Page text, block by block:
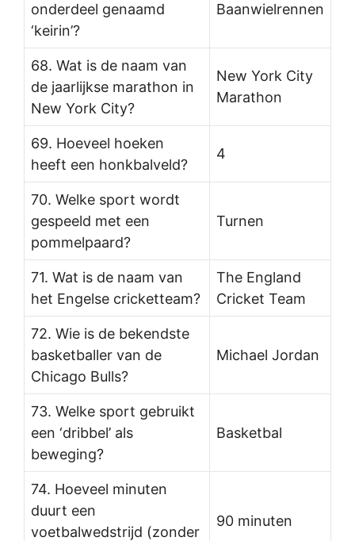
onderdeel genaamd
‘keirin’?
Baanwielrennen
68. Wat is de naam van
de jaarlijkse marathon in
New York City?
New York City
Marathon
69. Hoeveel hoeken
heeft een honkbalveld?
4
70. Welke sport wordt
gespeeld met een
pommelpaard?
Turnen
71. Wat is de naam van
het Engelse cricketteam?
The England
Cricket Team
72. Wie is de bekendste
basketballer van de
Chicago Bulls?
Michael Jordan
73. Welke sport gebruikt
een ‘dribbel’ als
beweging?
Basketbal
74. Hoeveel minuten
duurt een
voetbalwedstrijd (zonder
90 minuten